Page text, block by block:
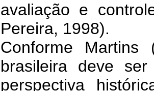
avaliação e
Pereira, 1998).
Conforme Martins
brasileira deve
perspectiva